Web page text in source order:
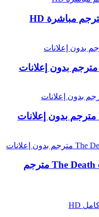
فيلم The Death of Robin Hood 2026 مترجم